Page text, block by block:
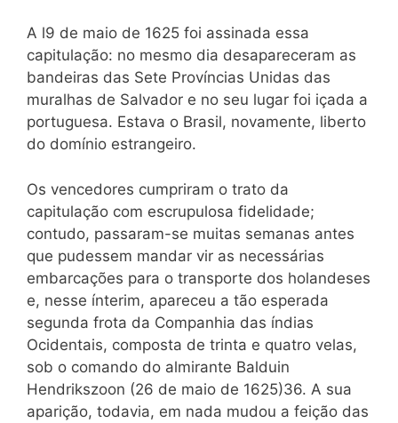
A l9 de maio de 1625 foi assinada essa
capitulação: no mesmo dia desapareceram as
bandeiras das Sete Províncias Unidas das
muralhas de Salvador e no seu lugar foi içada a
portuguesa. Estava o Brasil, novamente, liberto
do domínio estrangeiro.
Os vencedores cumpriram o trato da
capitulação com escrupulosa fidelidade;
contudo, passaram-se muitas semanas antes
que pudessem mandar vir as necessárias
embarcações para o transporte dos holandeses
e, nesse ínterim, apareceu a tão esperada
segunda frota da Companhia das índias
Ocidentais, composta de trinta e quatro velas,
sob o comando do almirante Balduin
Hendrikszoon (26 de maio de 1625)36. A sua
aparição, todavia, em nada mudou a feição das